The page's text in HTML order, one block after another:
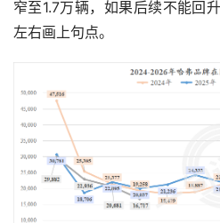
窄至1.7万辆，如果后续不能回
左右画上句点。